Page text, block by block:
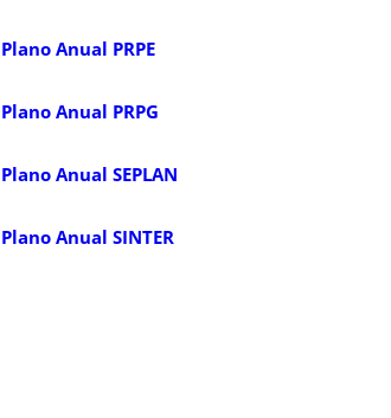
Plano Anual PRPE
Plano Anual PRPG
Plano Anual SEPLAN
Plano Anual SINTER